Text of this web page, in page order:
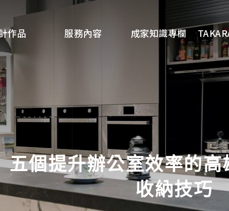
作品 服務內容
常見問答
成家知識專欄
五個提升辦公室效率的
收納技巧